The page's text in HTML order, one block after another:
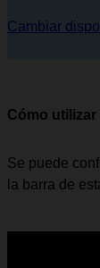
Cambiar
Cómo
Se puede
la barra de